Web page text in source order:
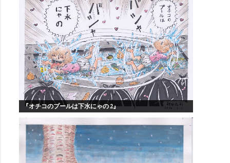
『オチコのプールは下水にゃの 2』